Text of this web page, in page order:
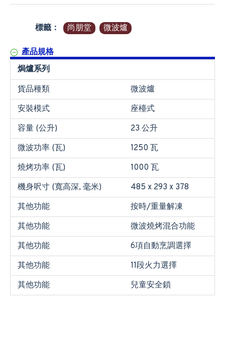
標籤： 尚朋堂 微波爐
產品規格
焗爐系列
貨品種類
微波爐
安裝模式
座檯式
容量 (公升)
23 公升
微波功率 (瓦)
1250 瓦
燒烤功率 (瓦)
1000 瓦
機身呎寸 (寬高深, 毫米)
485 x 293 x 378
其他功能
按時/重量解凍
其他功能
微波燒烤混合功能
其他功能
6項自動烹調選擇
其他功能
11段火力選擇
其他功能
兒童安全鎖